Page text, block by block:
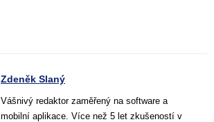
Zdeněk Slaný
Vášnivý redaktor zaměřený na software a
mobilní aplikace. Více než 5 let zkušeností v